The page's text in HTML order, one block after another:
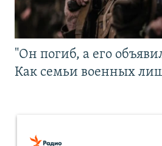
"Он погиб, а его
Как семьи военных